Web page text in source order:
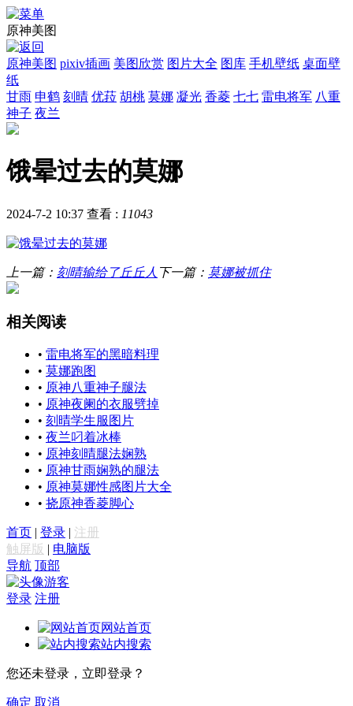
原神美图
原神美图 pixiv插画 美图欣赏 图片大全 图库 手机壁纸 桌面壁
纸
甘雨 申鹤 刻晴 优菈 胡桃 莫娜 凝光 香菱 七七 雷电将军 八重
神子 夜兰
饿晕过去的莫娜
2024-7-2 10:37 查看 : 11043
上一篇： 刻晴输给了丘丘人 下一篇： 莫娜被抓住
相关阅读
• 雷电将军的黑暗料理
• 莫娜跑图
• 原神八重神子腿法
• 原神夜阑的衣服劈掉
• 刻晴学生服图片
• 夜兰叼着冰棒
• 原神刻晴腿法娴熟
• 原神甘雨娴熟的腿法
• 原神莫娜性感图片大全
• 挠原神香菱脚心
首页 | 登录 | 注册
触屏版 | 电脑版
导航 顶部
游客
登录 注册
网站首页
站内搜索
您还未登录，立即登录？
确定 取消